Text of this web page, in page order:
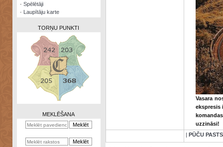
Zināšanu
· Spēlētāji
· Laupītāju karte
TORŅU PUNKTI
MEKLĒŠANA
Vasara
ekspresis
uzzināsi!
| PŪČU PASTS